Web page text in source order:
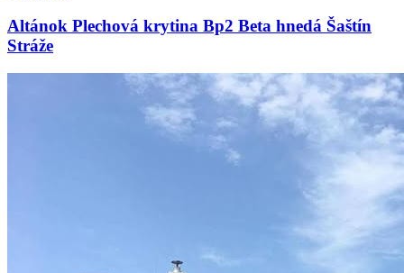
Altánok Plechová krytina Bp2 Beta hnedá Šaštín
Stráže